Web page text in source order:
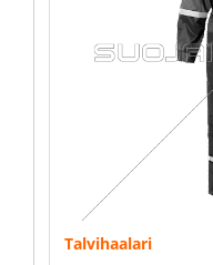
Talvihaalari